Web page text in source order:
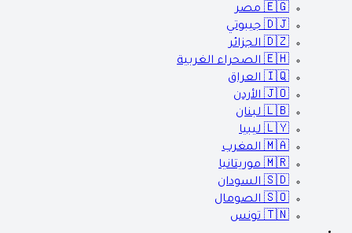
🇪🇬 مصر
🇩🇯 جيبوتي
🇩🇿 الجزائر
🇪🇭 الصحراء الغربية
🇮🇶 العراق
🇯🇴 الأردن
🇱🇧 لبنان
🇱🇾 ليبيا
🇲🇦 المغرب
🇲🇷 موريتانيا
🇸🇩 السودان
🇸🇴 الصومال
🇹🇳 تونس